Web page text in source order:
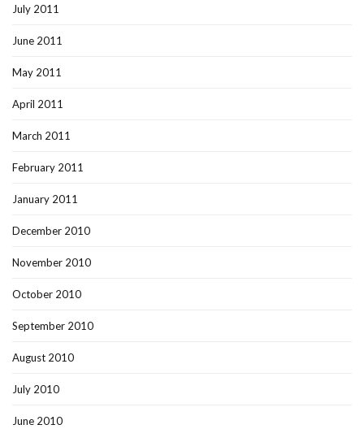
July 2011
June 2011
May 2011
April 2011
March 2011
February 2011
January 2011
December 2010
November 2010
October 2010
September 2010
August 2010
July 2010
June 2010